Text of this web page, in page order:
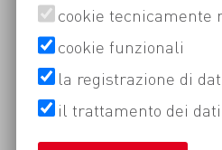
cookie tecnicamente
cookie funzionali
la registrazione di
il trattamento dei